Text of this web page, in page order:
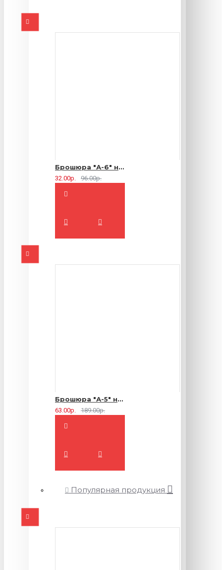
Брошюра "А-6" на 2 скрепки - 16 страниц
32.00р. 96.00р.
Брошюра "А-5" на 2 скрепки - 16 страниц
63.00р. 189.00р.
Популярная продукция